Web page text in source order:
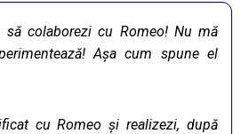
să colaborezi cu Romeo! Nu mă
Așa cum spune el
cu Romeo și realizezi, după